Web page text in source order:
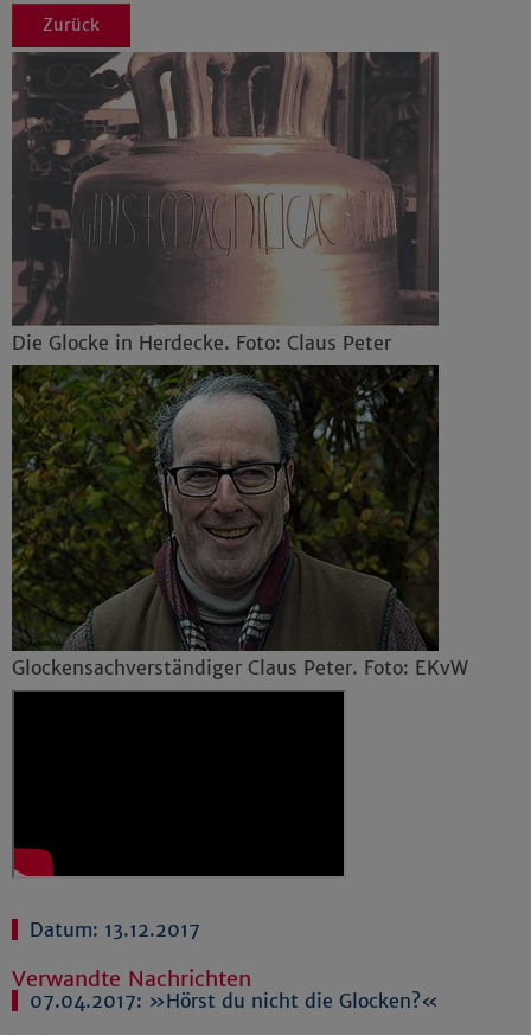
Zurück
Die Glocke in Herdecke. Foto: Claus Peter
Glockensachverständiger Claus Peter. Foto: EKvW
Datum: 13.12.2017
Verwandte Nachrichten
07.04.2017: »Hörst du nicht die Glocken?«